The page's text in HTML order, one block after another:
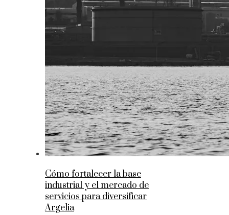
Cómo fortalecer la base
industrial y el mercado de
servicios para diversificar
Argelia